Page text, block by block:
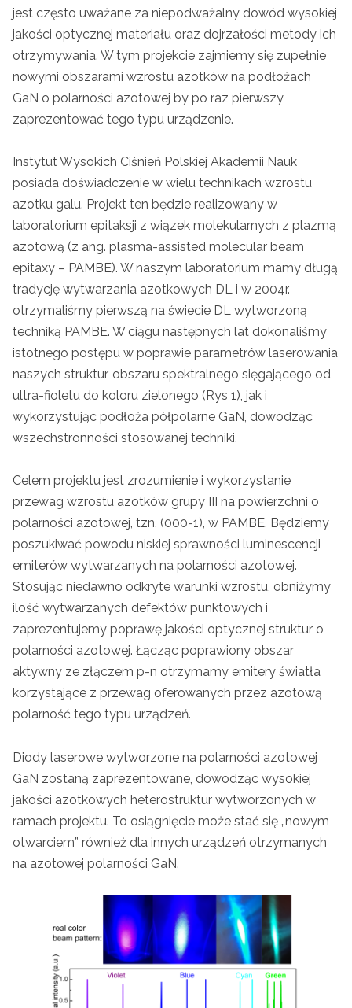
jest często uważane za niepodważalny dowód wysokiej
jakości optycznej materiału oraz dojrzałości metody ich
otrzymywania. W tym projekcie zajmiemy się zupełnie
nowymi obszarami wzrostu azotków na podłożach
GaN o polarności azotowej by po raz pierwszy
zaprezentować tego typu urządzenie.
Instytut Wysokich Ciśnień Polskiej Akademii Nauk
posiada doświadczenie w wielu technikach wzrostu
azotku galu. Projekt ten będzie realizowany w
laboratorium epitaksji z wiązek molekularnych z plazmą
azotową (z ang. plasma-assisted molecular beam
epitaxy – PAMBE). W naszym laboratorium mamy długą
tradycję wytwarzania azotkowych DL i w 2004r.
otrzymaliśmy pierwszą na świecie DL wytworzoną
techniką PAMBE. W ciągu następnych lat dokonaliśmy
istotnego postępu w poprawie parametrów laserowania
naszych struktur, obszaru spektralnego sięgającego od
ultra-fioletu do koloru zielonego (Rys 1), jak i
wykorzystując podłoża półpolarne GaN, dowodząc
wszechstronności stosowanej techniki.
Celem projektu jest zrozumienie i wykorzystanie
przewag wzrostu azotków grupy III na powierzchni o
polarności azotowej, tzn. (000-1), w PAMBE. Będziemy
poszukiwać powodu niskiej sprawności luminescencji
emiterów wytwarzanych na polarności azotowej.
Stosując niedawno odkryte warunki wzrostu, obniżymy
ilość wytwarzanych defektów punktowych i
zaprezentujemy poprawę jakości optycznej struktur o
polarności azotowej. Łącząc poprawiony obszar
aktywny ze złączem p-n otrzymamy emitery światła
korzystające z przewag oferowanych przez azotową
polarność tego typu urządzeń.
Diody laserowe wytworzone na polarności azotowej
GaN zostaną zaprezentowane, dowodząc wysokiej
jakości azotkowych heterostruktur wytworzonych w
ramach projektu. To osiągnięcie może stać się „nowym
otwarciem” również dla innych urządzeń otrzymanych
na azotowej polarności GaN.